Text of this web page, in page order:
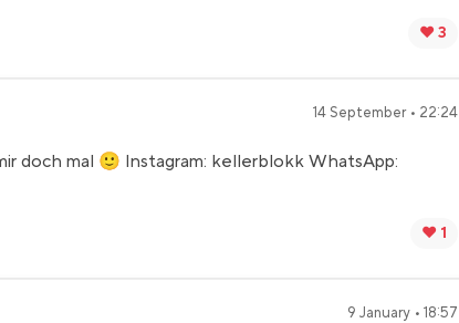
❤️ 3
14 September • 22:24
doch mal 🙂 Instagram: kellerblokk WhatsApp:
❤️ 1
9 January • 18:57